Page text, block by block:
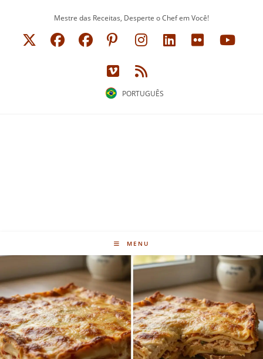
Mestre das Receitas, Desperte o Chef em Você!
PORTUGUÊS
MENU